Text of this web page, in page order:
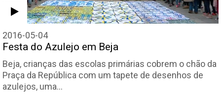
2016-05-04
Festa do Azulejo em Beja
Beja, crianças das escolas primárias cobrem o chão da
Praça da República com um tapete de desenhos de
azulejos, uma…